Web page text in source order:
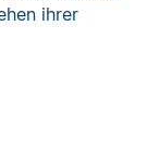
ihrer